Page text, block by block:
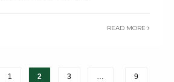
READ MORE
1 2 3 … 9